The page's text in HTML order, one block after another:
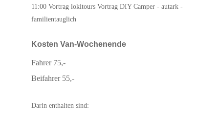
11:00 Vortrag lokitours Vortrag DIY Camper - autark -
familientauglich
Kosten Van-Wochenende
Fahrer 75,-
Beifahrer 55,-
Darin enthalten sind: